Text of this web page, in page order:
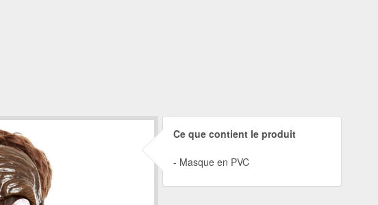
Ce que contient le produit
Masque en PVC